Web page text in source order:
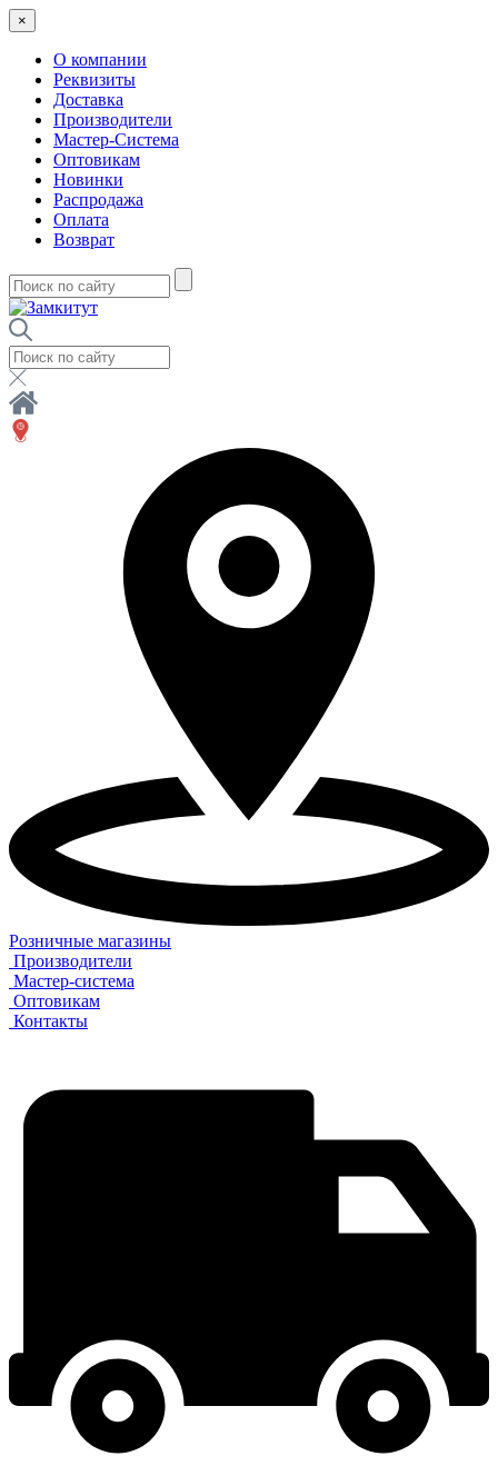
×
О компании
Реквизиты
Доставка
Производители
Мастер-Система
Оптовикам
Новинки
Распродажа
Оплата
Возврат
Розничные магазины
Производители
Мастер-система
Оптовикам
Контакты